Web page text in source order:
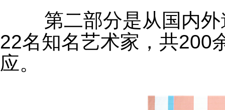
22名知名艺术家，共200
应。